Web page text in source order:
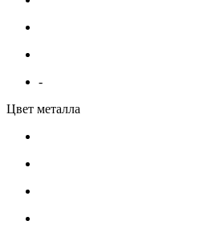
-
Цвет металла